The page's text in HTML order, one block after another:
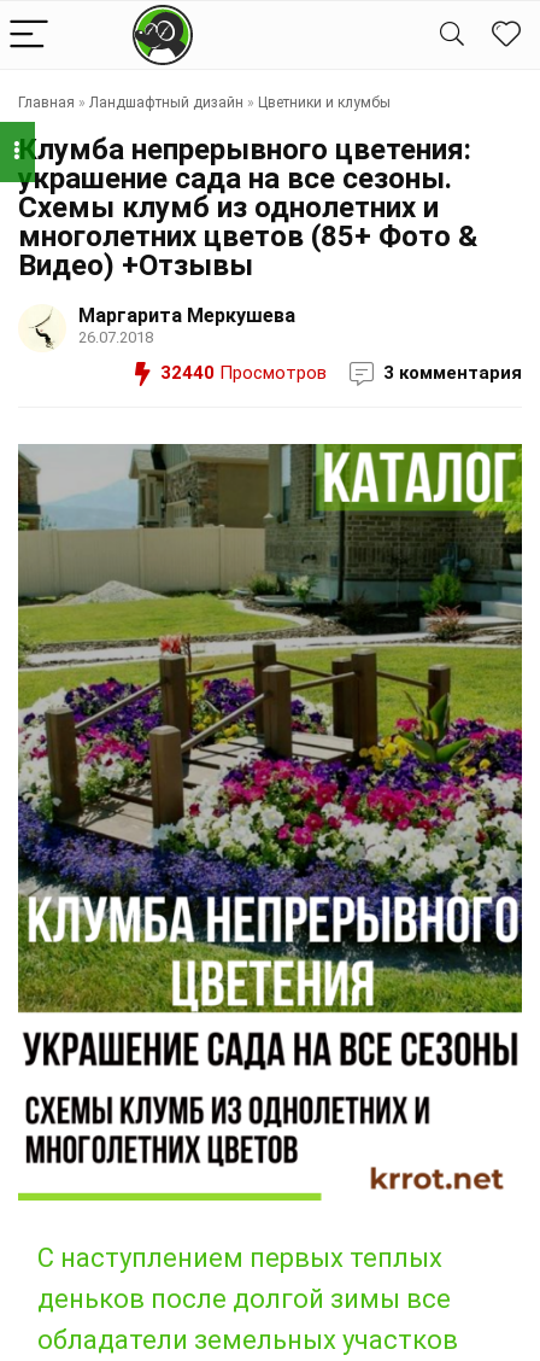
Главная » Ландшафтный дизайн » Цветники и клумбы
Клумба непрерывного цветения:
украшение сада на все сезоны.
Схемы клумб из однолетних и
многолетних цветов (85+ Фото &
Видео) +Отзывы
Маргарита Меркушева
26.07.2018
32440 Просмотров 3 комментария
С наступлением первых теплых
деньков после долгой зимы все
обладатели земельных участков